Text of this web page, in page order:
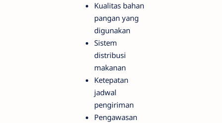
Kualitas bahan
pangan yang
digunakan
Sistem
distribusi
makanan
Ketepatan
jadwal
pengiriman
Pengawasan